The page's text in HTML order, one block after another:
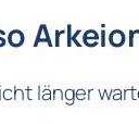
länger